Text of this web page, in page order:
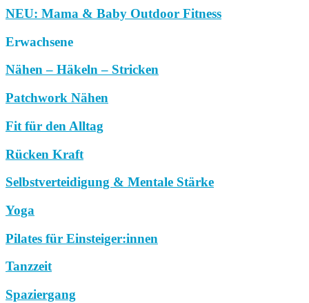
NEU: Mama & Baby Outdoor Fitness
Erwachsene
Nähen – Häkeln – Stricken
Patchwork Nähen
Fit für den Alltag
Rücken Kraft
Selbstverteidigung & Mentale Stärke
Yoga
Pilates für Einsteiger:innen
Tanzzeit
Spaziergang